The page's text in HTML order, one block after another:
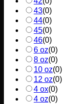
43(0)
44(0)
45(0)
46(0)
6 oz(0)
8 oz(0)
10 oz(0)
12 oz(0)
4 ox(0)
4 oz(0)